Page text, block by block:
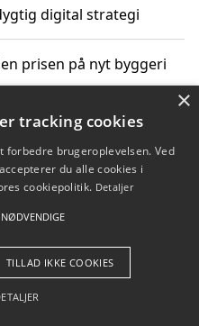
digital strategi
prisen på nyt byggeri
uden binding
- Pilanto Aps
Betingelser
×
tracking cookies
forbedre brugeroplevelsen. Ved
du alle cookies i
cookiepolitik. Detaljer
NØDVENDIGE
TILLAD IKKE COOKIES